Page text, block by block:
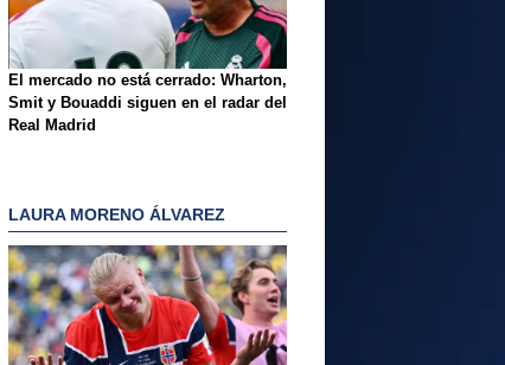
El mercado no está cerrado: Wharton,
Smit y Bouaddi siguen en el radar del
Real Madrid
LAURA MORENO ÁLVAREZ